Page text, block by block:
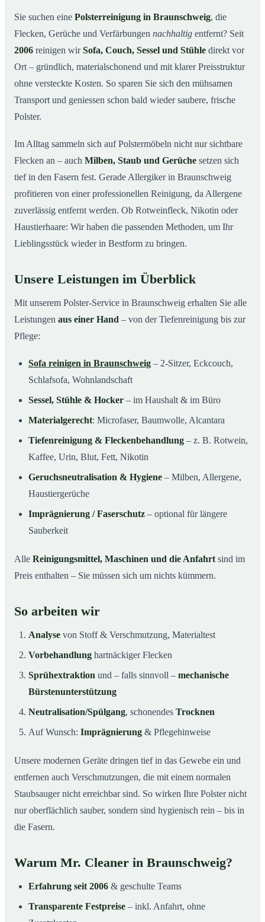
03So arbeiten wir
04Warum Mr. Cleaner in Braunschweig?
05Polsterreinigung in Braunschweig und Umgebung
Verwandte Leistungen (für mehr Sauberkeit im
Verbund)
09So läuft eine professionelle Polsterreinigung in
Braunschweig ab
Sie suchen eine Polsterreinigung in Braunschweig, die
Flecken, Gerüche und Verfärbungen nachhaltig entfernt? Seit
2006 reinigen wirSofa, Couch, Sessel und Stühle direkt vor
Ort – gründlich, materialschonend und mit klarer Preisstruktur
ohne versteckte Kosten. So sparen Sie sich den mühsamen
Transport und geniessen schon bald wieder saubere, frische
Polster.
Im Alltag sammeln sich auf Polstermöbeln nicht nur sichtbare
Flecken an – auch Milben, Staub und Gerüche setzen sich
tief in den Fasern fest. Gerade Allergiker in Braunschweig
profitieren von einer professionellen Reinigung, da Allergene
zuverlässig entfernt werden. Ob Rotweinfleck, Nikotin oder
Haustierhaare: Wir haben die passenden Methoden, um Ihr
Lieblingsstück wieder in Bestform zu bringen.
Unsere Leistungen im Überblick
Mit unserem Polster-Service in Braunschweig erhalten Sie alle
Leistungen aus einer Hand – von der Tiefenreinigung bis zur
Pflege:
Sofa reinigen in Braunschweig – 2-Sitzer, Eckcouch,
Schlafsofa, Wohnlandschaft
Sessel, Stühle & Hocker – im Haushalt & im Büro
Materialgerecht: Microfaser, Baumwolle, Alcantara
Tiefenreinigung & Fleckenbehandlung – z. B. Rotwein,
Kaffee, Urin, Blut, Fett, Nikotin
Geruchsneutralisation & Hygiene – Milben, Allergene,
Haustiergerüche
Imprägnierung / Faserschutz – optional für längere
Sauberkeit
Alle Reinigungsmittel, Maschinen und die Anfahrt sind im
Preis enthalten – Sie müssen sich um nichts kümmern.
So arbeiten wir
Analyse von Stoff & Verschmutzung, Materialtest
Vorbehandlung hartnäckiger Flecken
Sprühextraktion und – falls sinnvoll – mechanische
Bürstenunterstützung
Neutralisation/Spülgang, schonendes Trocknen
Auf Wunsch: Imprägnierung & Pflegehinweise
Unsere modernen Geräte dringen tief in das Gewebe ein und
entfernen auch Verschmutzungen, die mit einem normalen
Staubsauger nicht erreichbar sind. So wirken Ihre Polster nicht
nur oberflächlich sauber, sondern sind hygienisch rein – bis in
die Fasern.
Warum Mr. Cleaner in Braunschweig?
Erfahrung seit 2006 & geschulte Teams
Transparente Festpreise – inkl. Anfahrt, ohne